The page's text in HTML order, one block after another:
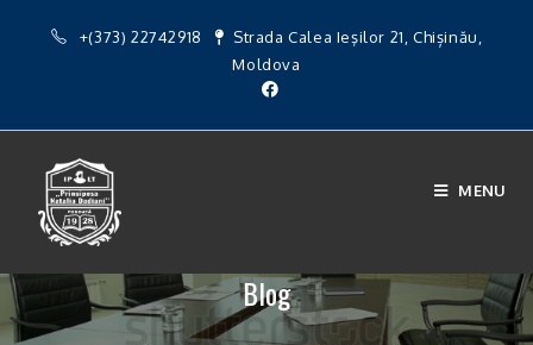
+(373) 22742918
Strada Calea Ieşilor 21, Chișinău,
Moldova
MENU
Blog